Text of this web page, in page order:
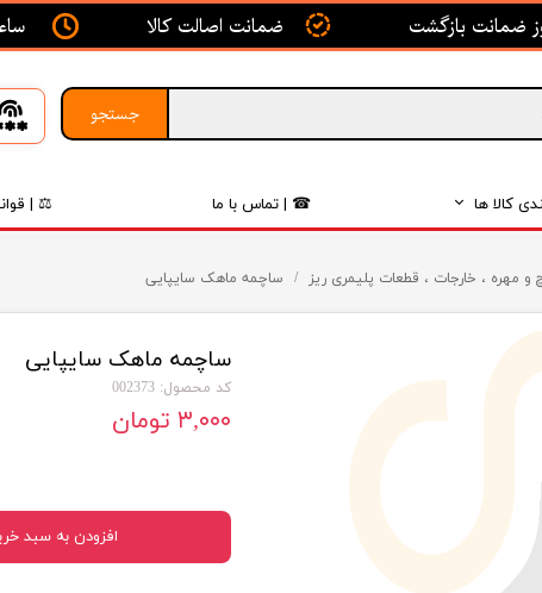
جستجو
کالا ها
اگزوز
☎ | تماس با ما ⚖ |
ضمانت اصالت کالا
و مهره ، خارجات ، قطعات پلیمری ریز ساچمه ماهک سایپایی
ساچمه ماهک سایپایی
کد محصول: 002373
۳,۰۰۰ تومان
افزودن به سبد